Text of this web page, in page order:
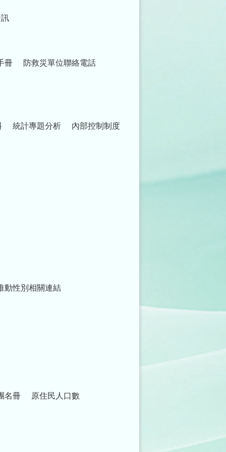
冊 防救災單位聯絡電話
統計專題分析 內部控制制度
動性別相關連結
名冊 原住民人口數